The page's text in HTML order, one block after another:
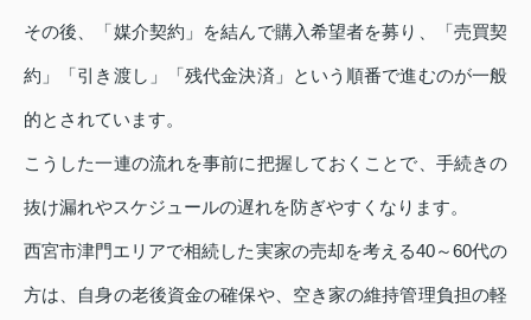
その後、「媒介契約」を結んで購入希望者を募り、「売買契
約」「引き渡し」「残代金決済」という順番で進むのが一般
的とされています。
こうした一連の流れを事前に把握しておくことで、手続きの
抜け漏れやスケジュールの遅れを防ぎやすくなります。
西宮市津門エリアで相続した実家の売却を考える40～60代の
方は、自身の老後資金の確保や、空き家の維持管理負担の軽